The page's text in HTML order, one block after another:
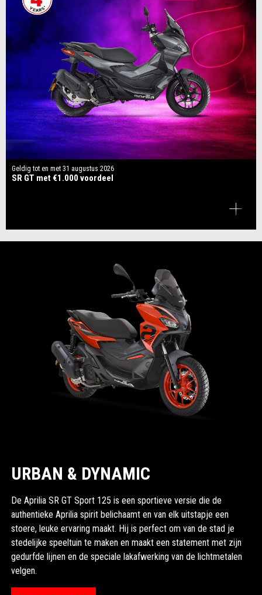
Geldig tot en met 31 augustus 2026
SR GT met €1.000 voordeel
URBAN & DYNAMIC
De Aprilia SR GT Sport 125 is een sportieve versie die de
authentieke Aprilia spirit belichaamt en van elk uitstapje een
stoere, leuke ervaring maakt. Hij is perfect om van de stad je
stedelijke speeltuin te maken en maakt een statement met zijn
gedurfde lijnen en de speciale lakafwerking van de lichtmetalen
velgen.